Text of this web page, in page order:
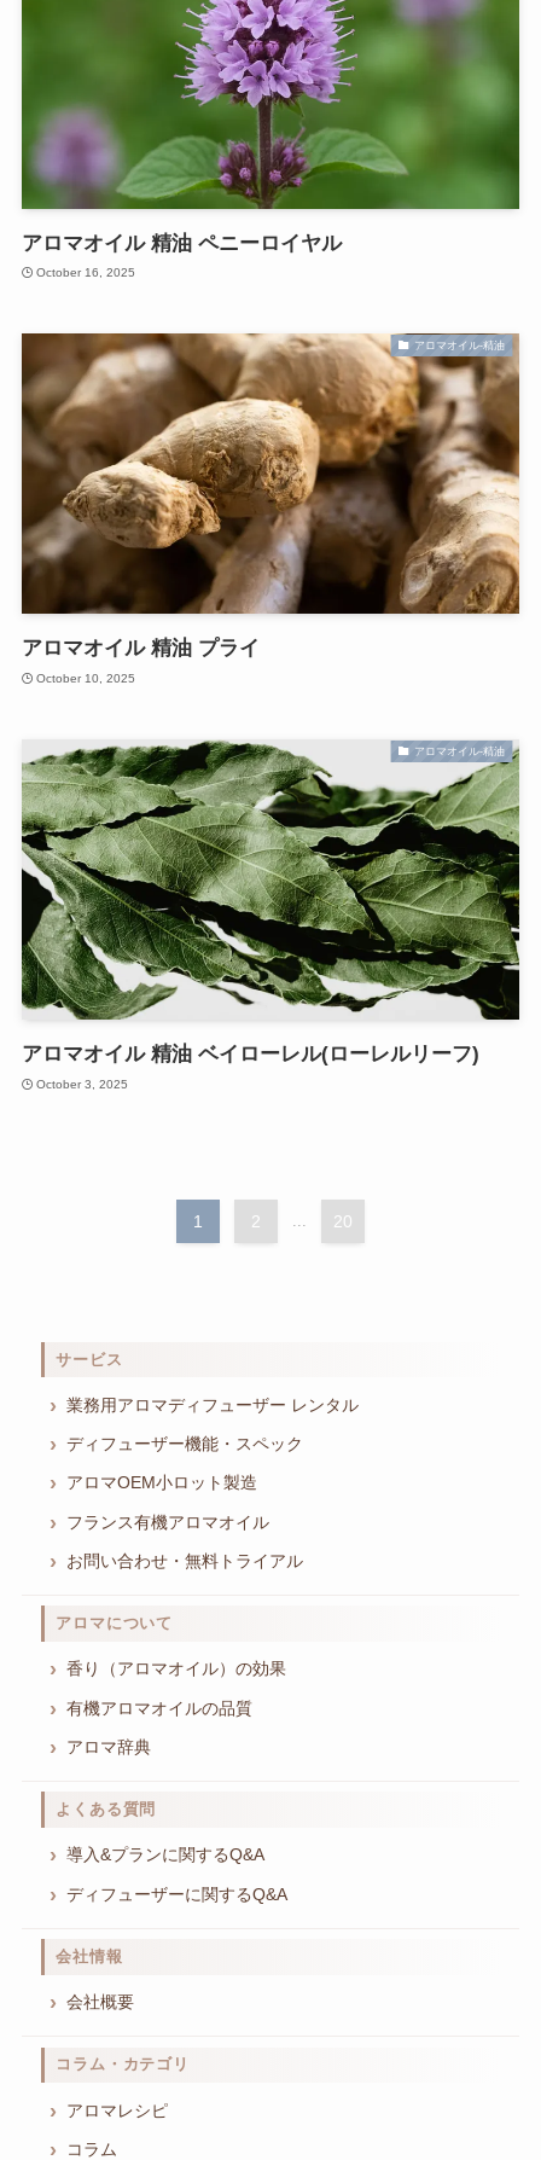
アロマオイル 精油 ペニーロイヤル
October 16, 2025
アロマオイル-精油
アロマオイル 精油 プライ
October 10, 2025
アロマオイル-精油
アロマオイル 精油 ベイローレル(ローレルリーフ)
October 3, 2025
1 2 ... 20
サービス
業務用アロマディフューザー レンタル
ディフューザー機能・スペック
アロマOEM小ロット製造
フランス有機アロマオイル
お問い合わせ・無料トライアル
アロマについて
香り（アロマオイル）の効果
有機アロマオイルの品質
アロマ辞典
よくある質問
導入&プランに関するQ&A
ディフューザーに関するQ&A
会社情報
会社概要
コラム・カテゴリ
アロマレシピ
コラム